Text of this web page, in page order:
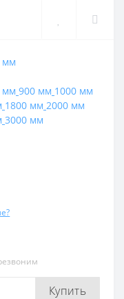
Купить
мм
мм 900 мм 1000 мм
1800 мм 2000 мм
3000 мм